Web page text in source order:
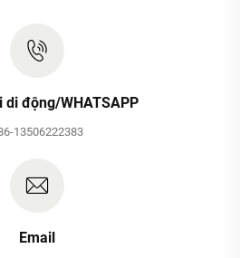
động/WHATSAPP
13506222383
Email